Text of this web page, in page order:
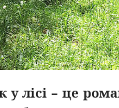
у лісі – це